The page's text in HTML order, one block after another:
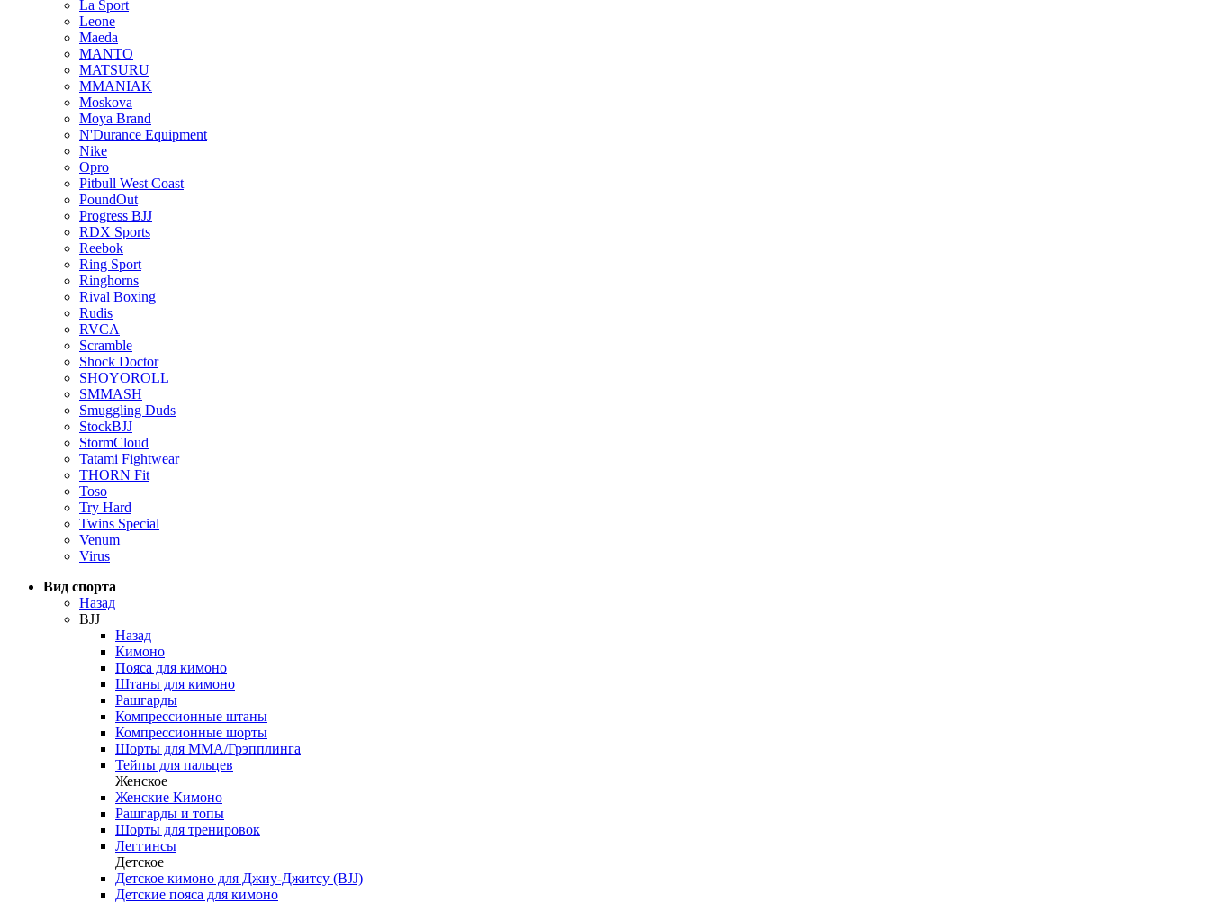
La Sport
Leone
Maeda
MANTO
MATSURU
MMANIAK
Moskova
Moya Brand
N'Durance Equipment
Nike
Opro
Pitbull West Coast
PoundOut
Progress BJJ
RDX Sports
Reebok
Ring Sport
Ringhorns
Rival Boxing
Rudis
RVCA
Scramble
Shock Doctor
SHOYOROLL
SMMASH
Smuggling Duds
StockBJJ
StormCloud
Tatami Fightwear
THORN Fit
Toso
Try Hard
Twins Special
Venum
Virus
Вид спорта
Назад
BJJ
Назад
Кимоно
Пояса для кимоно
Штаны для кимоно
Рашгарды
Компрессионные штаны
Компрессионные шорты
Шорты для ММА/Грэпплинга
Тейпы для пальцев
Женское
Женские Кимоно
Рашгарды и топы
Шорты для тренировок
Леггинсы
Детское
Детское кимоно для Джиу-Джитсу (BJJ)
Детские пояса для кимоно